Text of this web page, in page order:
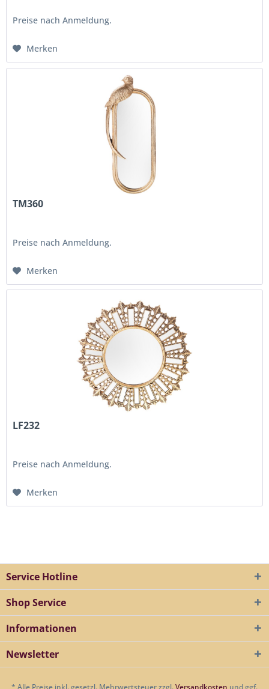
Preise nach Anmeldung.
Merken
TM360
Preise nach Anmeldung.
Merken
LF232
Preise nach Anmeldung.
Merken
Service Hotline
Shop Service
Informationen
Newsletter